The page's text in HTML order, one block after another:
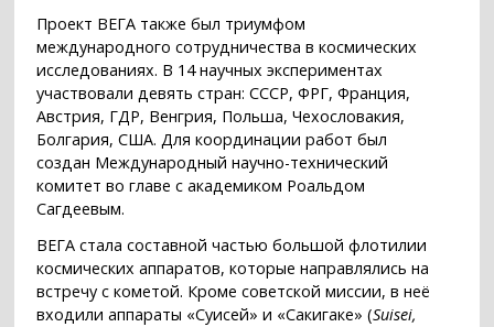
Проект ВЕГА также был триумфом
международного сотрудничества в космических
исследованиях. В 14 научных экспериментах
участвовали девять стран: СССР, ФРГ, Франция,
Австрия, ГДР, Венгрия, Польша, Чехословакия,
Болгария, США. Для координации работ был
создан Международный научно-технический
комитет во главе с академиком Роальдом
Сагдеевым.
ВЕГА стала составной частью большой флотилии
космических аппаратов, которые направлялись на
встречу с кометой. Кроме советской миссии, в неё
входили аппараты «Суисей» и «Сакигаке» (Suisei,